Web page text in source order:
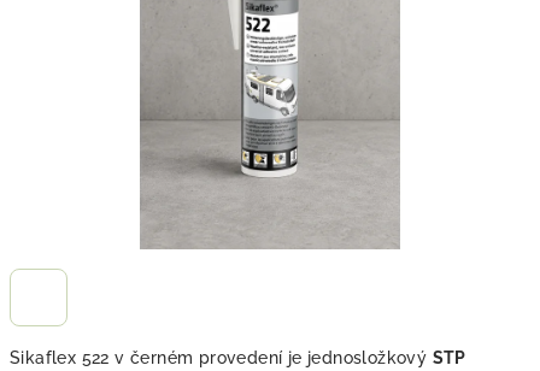
Sikaflex 522 v černém provedení je jednosložkový STP